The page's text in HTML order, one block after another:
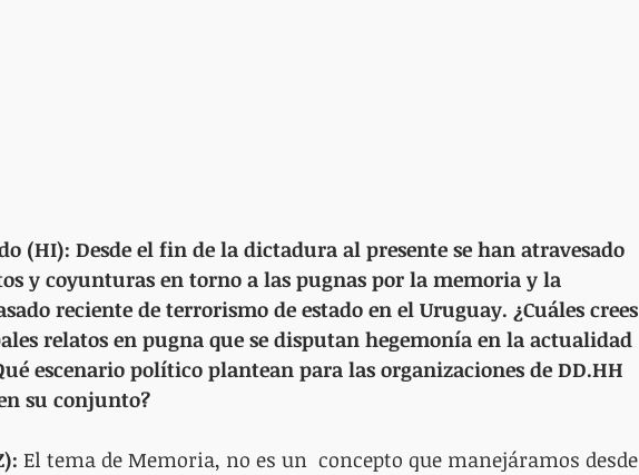
(HI): Desde el fin de la dictadura al presente se han atravesado
y coyunturas en torno a las pugnas por la memoria y la
reciente de terrorismo de estado en el Uruguay. ¿Cuáles crees
relatos en pugna que se disputan hegemonía en la actualidad
escenario político plantean para las organizaciones de DD.HH
su conjunto?
El tema de Memoria, no es un  concepto que manejáramos desde